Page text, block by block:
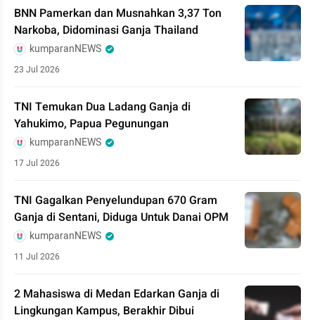
BNN Pamerkan dan Musnahkan 3,37 Ton
Narkoba, Didominasi Ganja Thailand
kumparanNEWS
23 Jul 2026
TNI Temukan Dua Ladang Ganja di
Yahukimo, Papua Pegunungan
kumparanNEWS
17 Jul 2026
TNI Gagalkan Penyelundupan 670 Gram
Ganja di Sentani, Diduga Untuk Danai OPM
kumparanNEWS
11 Jul 2026
2 Mahasiswa di Medan Edarkan Ganja di
Lingkungan Kampus, Berakhir Dibui